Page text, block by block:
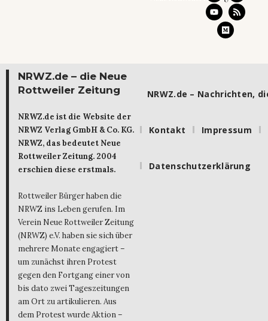
NRWZ.de – die Neue
Rottweiler Zeitung
NRWZ.de ist die Website der
NRWZ Verlag GmbH & Co. KG.
NRWZ, das bedeutet Neue
Rottweiler Zeitung. 2004
erschien diese erstmals.
Rottweiler Bürger haben die
NRWZ ins Leben gerufen. Im
Verein Neue Rottweiler Zeitung
(NRWZ) e.V. haben sie sich über
mehrere Monate engagiert –
um zunächst ihren Protest
gegen den Fortgang einer von
bis dato zwei Tageszeitungen
am Ort zu artikulieren. Aus
dem Protest wurde Aktion –
NRWZ.de – Nachrichten,
Kontakt Impressum
Datenschutzerklärung